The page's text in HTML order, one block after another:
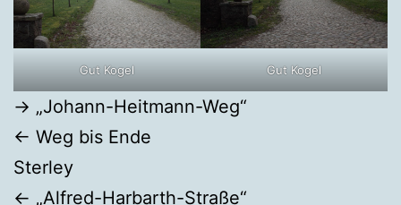
Gut Kogel Gut Kogel
→ „Johann-Heitmann-Weg“
← Weg bis Ende
Sterley
← „Alfred-Harbarth-Straße“